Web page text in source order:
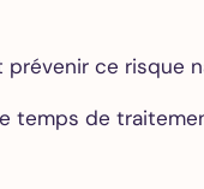
prévenir ce risque
temps de